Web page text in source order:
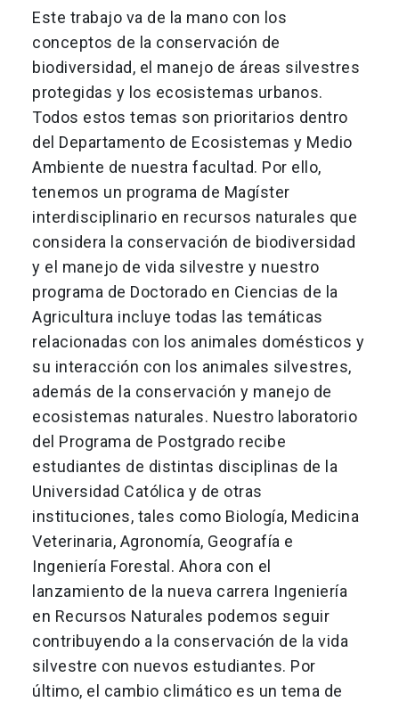
Este trabajo va de la mano con los
conceptos de la conservación de
biodiversidad, el manejo de áreas silvestres
protegidas y los ecosistemas urbanos.
Todos estos temas son prioritarios dentro
del Departamento de Ecosistemas y Medio
Ambiente de nuestra facultad. Por ello,
tenemos un programa de Magíster
interdisciplinario en recursos naturales que
considera la conservación de biodiversidad
y el manejo de vida silvestre y nuestro
programa de Doctorado en Ciencias de la
Agricultura incluye todas las temáticas
relacionadas con los animales domésticos y
su interacción con los animales silvestres,
además de la conservación y manejo de
ecosistemas naturales. Nuestro laboratorio
del Programa de Postgrado recibe
estudiantes de distintas disciplinas de la
Universidad Católica y de otras
instituciones, tales como Biología, Medicina
Veterinaria, Agronomía, Geografía e
Ingeniería Forestal. Ahora con el
lanzamiento de la nueva carrera Ingeniería
en Recursos Naturales podemos seguir
contribuyendo a la conservación de la vida
silvestre con nuevos estudiantes. Por
último, el cambio climático es un tema de